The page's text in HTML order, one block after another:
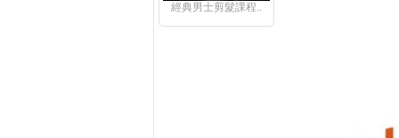
經典男士剪髮課程..